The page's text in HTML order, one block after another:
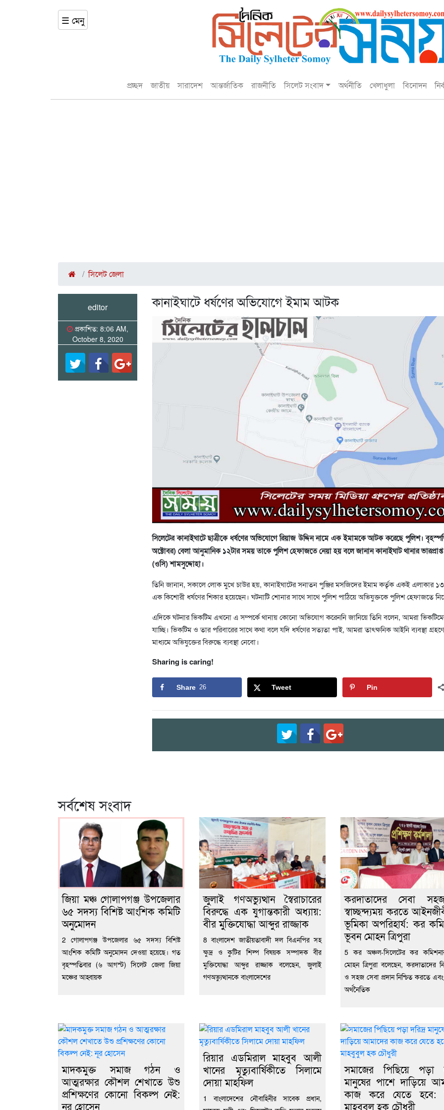
☰ মেনু
প্রচ্ছদ জাতীয় সারাদেশ আন্তর্জাতিক রাজনীতি সিলেট সংবাদ অর্থনীতি খেলাধুলা বিনোদন
সিলেট জেলা
editor
প্রকাশিত: 8:06 AM,
October 8, 2020
কানাইঘাটে ধর্ষণের অভিযোগে ইমাম আটক
সিলেটের কানাইঘাটে ছাত্রীকে ধর্ষণের অভিযোগে রিয়াজ উদ্দিন নামে এক ইমামকে আটক করেছে পুলিশ।
অক্টোবর) বেলা আনুমানিক ১২টার সময় তাকে পুলিশ হেফাজতে নেয়া হয় বলে জানান কানাইঘাট থানার ভারপ্রাপ্ত
(ওসি) শামসুদ্দোহা।
তিনি জানান, সকালে লোক মুখে চাউর হয়, কানাইঘাটের সনাতন পুঞ্জির মসজিদের ইমাম কর্তৃক একই এলাকার
এক কিশোরী ধর্ষণের শিকার হয়েছেন। ঘটনাটি শোনার সাথে সাথে পুলিশ পাঠিয়ে অভিযুক্তকে পুলিশ হেফাজতে
এদিকে ঘটনার ভিকটিম এখনো এ সম্পর্কে থানায় কোনো অভিযোগ করেননি জানিয়ে তিনি বলেন, আমরা
যাচ্ছি। ভিকটিম ও তার পরিবারের সাথে কথা বলে যদি ধর্ষণের সত্যতা পাই, আমরা তাৎক্ষনিক আইনি ব্যবস্থা
মাধ্যমে অভিযুক্তের বিরুদ্ধে ব্যবস্থা নেবো।
Sharing is caring!
Share 26 Tweet Pin
সর্বশেষ সংবাদ
জিয়া মঞ্চ গোলাপগঞ্জ উপজেলার
৬৫ সদস্য বিশিষ্ট আংশিক কমিটি
অনুমোদন
2 গোলাপগঞ্জ উপজেলার ৬৫ সদস্য বিশিষ্ট
আংশিক কমিটি অনুমোদন দেওয়া হয়েছে। গত
বৃহস্পতিবার (৬ আগস্ট) সিলেট জেলা জিয়া
মঞ্চের আহ্বায়ক
জুলাই গণঅভ্যুত্থান স্বৈরাচারের
বিরুদ্ধে এক যুগান্তকারী অধ্যায়:
বীর মুক্তিযোদ্ধা আব্দুর রাজ্জাক
8 বাংলাদেশ জাতীয়তাবাদী দল বিএনপির সহ
ক্ষুদ্র ও কুটির শিল্প বিষয়ক সম্পাদক বীর
মুক্তিযোদ্ধা আব্দুর রাজ্জাক বলেছেন, জুলাই
গণঅভ্যুত্থানকে বাংলাদেশের
করদাতাদের সেবা
স্বাচ্ছন্দ্যময় করতে
ভূমিকা অপরিহার্য: কর
ভূবন মোহন ত্রিপুরা
5 কর অঞ্চল-সিলেটের কর
মোহন ত্রিপুরা বলেছেন, করদাতাদের
ও সহজ সেবা প্রদান নিশ্চিত করতে
অর্থনৈতিক
মাদকমুক্ত সমাজ গঠন ও
আত্মরক্ষার কৌশল শেখাতে উশু
প্রশিক্ষণের কোনো বিকল্প নেই:
নূর হোসেন
রিয়ার এডমিরাল মাহবুব আলী
খানের মৃত্যুবার্ষিকীতে সিলামে
দোয়া মাহফিল
1 বাংলাদেশের নৌবাহিনীর সাবেক প্রধান,
সমাজের পিছিয়ে পড়া
মানুষের পাশে দাড়িয়ে
কাজ করে যেতে হবে:
মাহবুবুল হক চৌধুরী